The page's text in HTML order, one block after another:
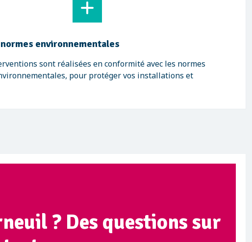
environnementales
sont réalisées en conformité avec les normes
pour protéger vos installations et
? Des questions sur